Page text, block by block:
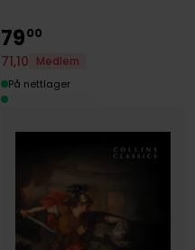
7900
71,10
Medlem
På nettlager